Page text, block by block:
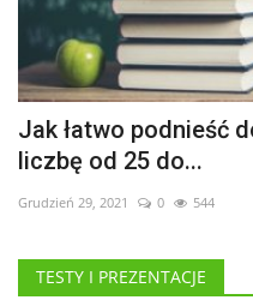
Jak łatwo podnieść
liczbę od 25 do...
Grudzień 29, 2021 0 544
TESTY I PREZENTACJE